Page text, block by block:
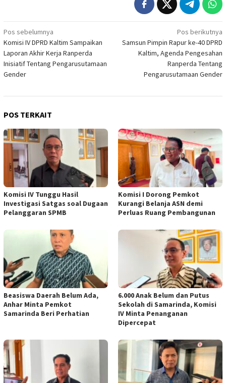
Navigasi
pos
Pos sebelumnya
Komisi IV DPRD Kaltim Sampaikan
Laporan Akhir Kerja Ranperda
Inisiatif Tentang Pengarusutamaan
Gender
Pos berikutnya
Samsun Pimpin Rapur ke-40 DPRD
Kaltim, Agenda Pengesahan
Ranperda Tentang
Pengarusutamaan Gender
POS TERKAIT
Komisi IV Tunggu Hasil
Investigasi Satgas soal Dugaan
Pelanggaran SPMB
Komisi I Dorong Pemkot
Kurangi Belanja ASN demi
Perluas Ruang Pembangunan
Beasiswa Daerah Belum Ada,
Anhar Minta Pemkot
Samarinda Beri Perhatian
6.000 Anak Belum dan Putus
Sekolah di Samarinda, Komisi
IV Minta Penanganan
Dipercepat